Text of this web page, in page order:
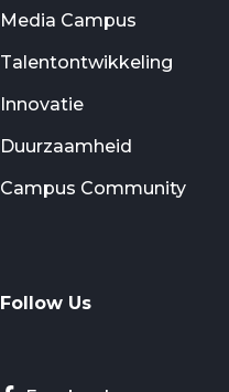
Media Campus
Talentontwikkeling
Innovatie
Duurzaamheid
Campus Community
Follow Us